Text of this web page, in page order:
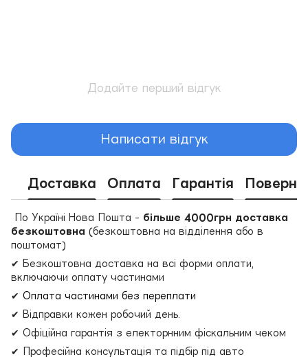
Додайте перший відгук
Написати відгук
Доставка Оплата Гарантія
По Україні Нова Пошта - більше 4000грн доставка
безкоштовна (безкоштовна на відділення або в
поштомат)
✔ Безкоштовна доставка на всі форми оплати,
включаючи оплату частинами
✔ Оплата частинами без переплати
✔ Відправки кожен робочий день.
✔ Офіційна гарантія з електорнним фіскальним чеком
✔ Професійна консультація та підбір під авто